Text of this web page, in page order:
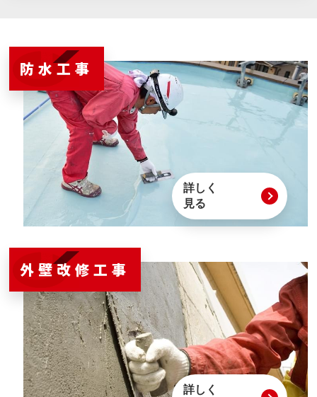
防水工事
詳しく
見る
外壁改修工事
詳しく